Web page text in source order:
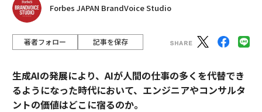
Forbes JAPAN BrandVoice Studio
著者フォロー 記事を保存
生成AIの発展により、AIが人間の仕事の多くを代替でき
るようになった時代において、エンジニアやコンサルタ
ントの価値はどこに宿るのか。